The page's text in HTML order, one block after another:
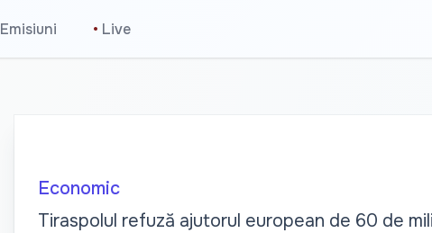
Emisiuni • Live
Economic
Tiraspolul refuză ajutorul european de 60 de